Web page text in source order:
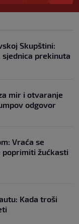
Zagreba, a
Skupštini:
prekinuta
mir i otvaranje
odgovor
Vraća se
poprimiti žućkasti
Kada troši